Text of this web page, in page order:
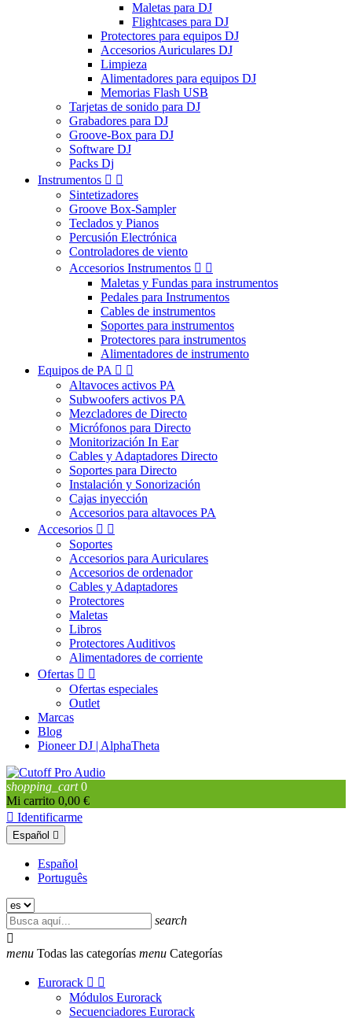
Maletas para DJ
Flightcases para DJ
Protectores para equipos DJ
Accesorios Auriculares DJ
Limpieza
Alimentadores para equipos DJ
Memorias Flash USB
Tarjetas de sonido para DJ
Grabadores para DJ
Groove-Box para DJ
Software DJ
Packs Dj
Instrumentos  
Sintetizadores
Groove Box-Sampler
Teclados y Pianos
Percusión Electrónica
Controladores de viento
Accesorios Instrumentos  
Maletas y Fundas para instrumentos
Pedales para Instrumentos
Cables de instrumentos
Soportes para instrumentos
Protectores para instrumentos
Alimentadores de instrumento
Equipos de PA  
Altavoces activos PA
Subwoofers activos PA
Mezcladores de Directo
Micrófonos para Directo
Monitorización In Ear
Cables y Adaptadores Directo
Soportes para Directo
Instalación y Sonorización
Cajas inyección
Accesorios para altavoces PA
Accesorios  
Soportes
Accesorios para Auriculares
Accesorios de ordenador
Cables y Adaptadores
Protectores
Maletas
Libros
Protectores Auditivos
Alimentadores de corriente
Ofertas  
Ofertas especiales
Outlet
Marcas
Blog
Pioneer DJ | AlphaTheta
shopping_cart 0
Mi carrito 0,00 €
 Identificarme
Español 
Español
Português
search

menu Todas las categorías menu Categorías
Eurorack  
Módulos Eurorack
Secuenciadores Eurorack